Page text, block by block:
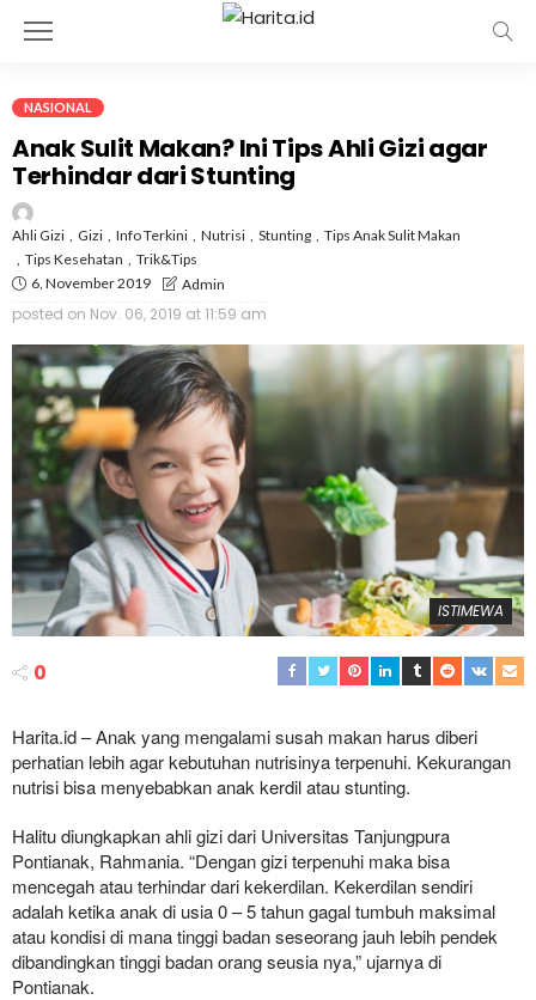
NASIONAL
Anak Sulit Makan? Ini Tips Ahli Gizi agar
Terhindar dari Stunting
Ahli Gizi Gizi Info Terkini Nutrisi Stunting
Tips Anak Sulit Makan
Tips Kesehatan
Trik&tips
6, November 2019
Admin
posted on Nov. 06, 2019 at 11:59 am
ISTIMEWA
0
Harita.id – Anak yang mengalami susah makan harus diberi
perhatian lebih agar kebutuhan nutrisinya terpenuhi. Kekurangan
nutrisi bisa menyebabkan anak kerdil atau stunting.
Halitu diungkapkan ahli gizi dari Universitas Tanjungpura
Pontianak, Rahmania. “Dengan gizi terpenuhi maka bisa
mencegah atau terhindar dari kekerdilan. Kekerdilan sendiri
adalah ketika anak di usia 0 – 5 tahun gagal tumbuh maksimal
atau kondisi di mana tinggi badan seseorang jauh lebih pendek
dibandingkan tinggi badan orang seusia nya,” ujarnya di
Pontianak.